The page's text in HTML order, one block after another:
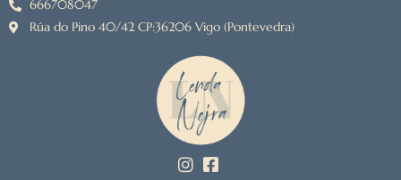
666708047
Rúa do Pino 40/42 CP:36206 Vigo (Pontevedra)